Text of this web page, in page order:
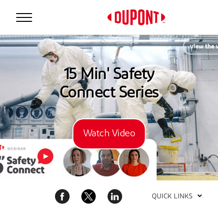
Personal Protection
15 Min' Safety
Connect Series
Watch Video
QUICK LINKS